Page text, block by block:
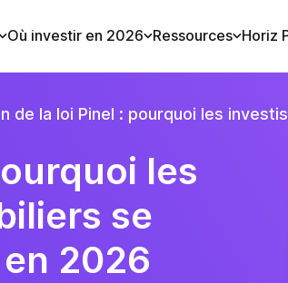
Où investir en 2026 Ressources Horiz
de la loi Pinel : pourquoi les
les
se
2026